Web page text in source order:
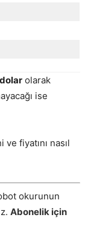
olarak
ise
fiyatını nasıl
okurunun
Abonelik için